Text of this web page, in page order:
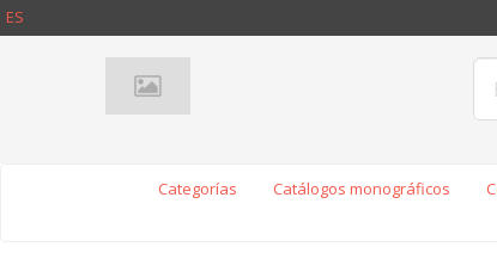
ES
Categorías Catálogos monográficos